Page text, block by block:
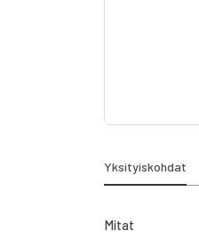
the
beginning
images
Yksityiskohdat
Mitat